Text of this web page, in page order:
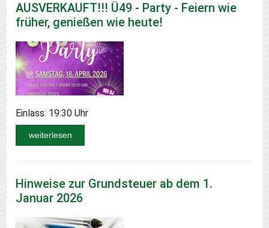
AUSVERKAUFT!!! Ü49 - Party - Feiern wie
früher, genießen wie heute!
Einlass: 19:30 Uhr
weiterlesen
Hinweise zur Grundsteuer ab dem 1.
Januar 2026